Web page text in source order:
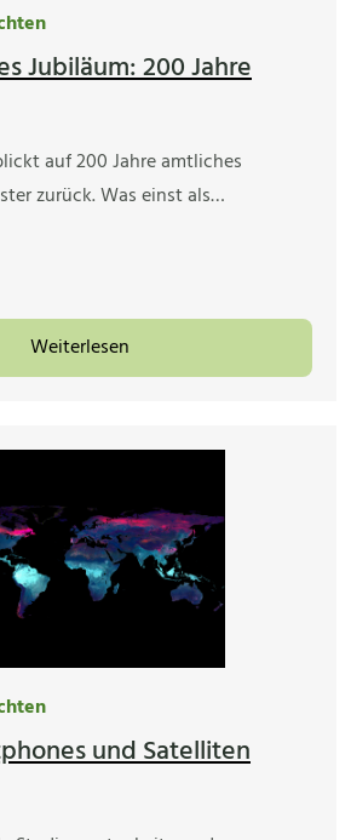
Jubiläum: 200 Jahre
auf 200 Jahre amtliches
zurück. Was einst als…
Weiterlesen
und Satelliten